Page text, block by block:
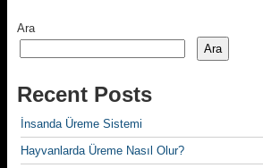
Ara
Ara
Recent Posts
İnsanda Üreme Sistemi
Hayvanlarda Üreme Nasıl Olur?